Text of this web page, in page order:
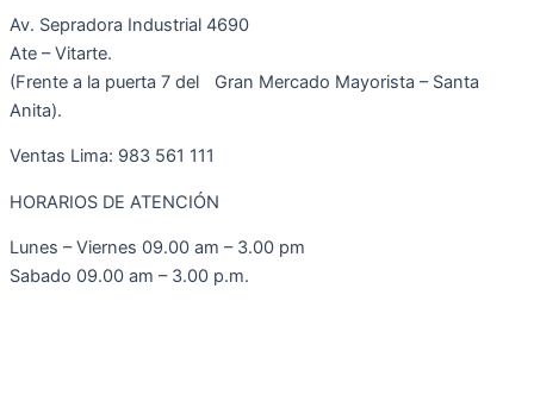
Av. Sepradora Industrial 4690
Ate – Vitarte.
(Frente a la puerta 7 del Gran Mercado Mayorista – Santa
Anita).
Ventas Lima: 983 561 111
HORARIOS DE ATENCIÓN
Lunes – Viernes 09.00 am – 3.00 pm
Sabado 09.00 am – 3.00 p.m.